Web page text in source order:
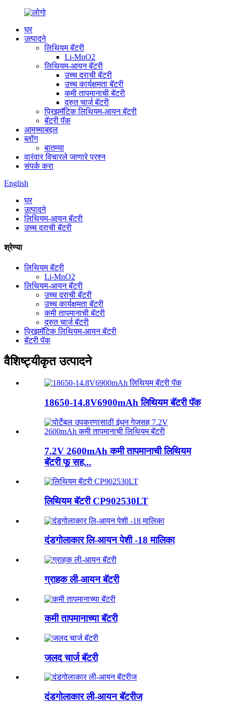
घर
उत्पादने
लिथियम बॅटरी
Li-MnO2
लिथियम-आयन बॅटरी
उच्च दराची बॅटरी
उच्च कार्यक्षमता बॅटरी
कमी तापमानाची बॅटरी
द्रुत चार्ज बॅटरी
प्रिझमॅटिक लिथियम-आयन बॅटरी
बॅटरी पॅक
आमच्याबद्दल
ब्लॉग
बातम्या
वारंवार विचारले जाणारे प्रश्न
संपर्क करा
English
घर
उत्पादने
लिथियम-आयन बॅटरी
उच्च दराची बॅटरी
श्रेण्या
लिथियम बॅटरी
Li-MnO2
लिथियम-आयन बॅटरी
उच्च दराची बॅटरी
उच्च कार्यक्षमता बॅटरी
कमी तापमानाची बॅटरी
द्रुत चार्ज बॅटरी
प्रिझमॅटिक लिथियम-आयन बॅटरी
बॅटरी पॅक
वैशिष्ट्यीकृत उत्पादने
18650-14.8V6900mAh लिथियम बॅटरी पॅक
7.2V 2600mAh कमी तापमानाची लिथियम
बॅटरी फू सह...
लिथियम बॅटरी CP902530LT
दंडगोलाकार लि-आयन पेशी -18 मालिका
ग्राहक ली-आयन बॅटरी
कमी तापमानाच्या बॅटरी
जलद चार्ज बॅटरी
दंडगोलाकार ली-आयन बॅटरीज